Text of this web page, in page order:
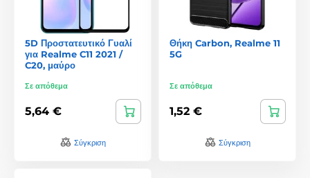
5D Προστατευτικό Γυαλί
για Realme C11 2021 /
C20, μαύρο
Σε απόθεμα
5,64 €
Σύγκριση
Θήκη Carbon, Realme 11
5G
Σε απόθεμα
1,52 €
Σύγκριση